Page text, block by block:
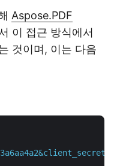
Aspose.PDF
이 접근 방식에서
것이며, 이는 다음